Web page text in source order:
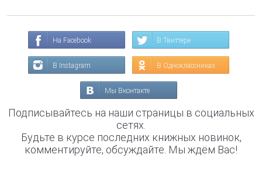
На Facebook В Твиттере
В Instagram В Одноклассниках
Мы Вконтакте
Подписывайтесь на наши страницы в социальных
сетях.
Будьте в курсе последних книжных новинок,
комментируйте, обсуждайте. Мы ждём Вас!